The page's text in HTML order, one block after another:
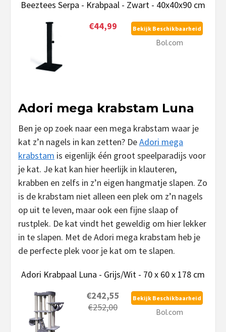
Beeztees Serpa - Krabpaal - Zwart - 40x40x90 cm
€44,99
Bekijk Beschikbaarheid
Bol.com
Adori mega krabstam Luna
Ben je op zoek naar een mega krabstam waar je
kat z’n nagels in kan zetten? DeAdori mega
krabstam is eigenlijk één groot speelparadijs voor
je kat. Je kat kan hier heerlijk in klauteren,
krabben en zelfs in z’n eigen hangmatje slapen. Zo
is de krabstam niet alleen een plek om z’n nagels
op uit te leven, maar ook een fijne slaap of
rustplek. De kat vindt het geweldig om hier lekker
in te slapen. Met de Adori mega krabstam heb je
de perfecte plek voor je kat om te slapen.
Adori Krabpaal Luna - Grijs/Wit - 70 x 60 x 178 cm
€242,55
€252,00
Bekijk Beschikbaarheid
Bol.com